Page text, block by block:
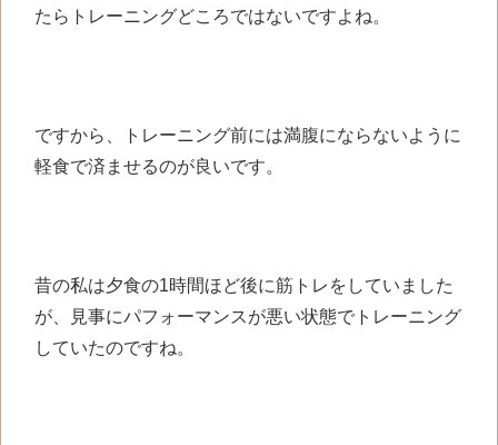
たらトレーニングどころではないですよね。
ですから、トレーニング前には満腹にならないように
軽食で済ませるのが良いです。
昔の私は夕食の1時間ほど後に筋トレをしていました
が、見事にパフォーマンスが悪い状態でトレーニング
していたのですね。